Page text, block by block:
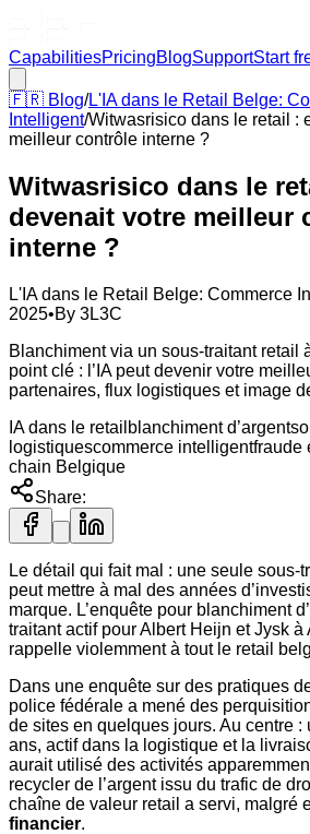
CapabilitiesPricingBlogSupportStart
🇫🇷 Blog/L'IA dans le Retail Belge:
Intelligent/Witwasrisico dans le retail :
meilleur contrôle interne ?
Witwasrisico dans le
devenait votre meilleur
interne ?
L'IA dans le Retail Belge: Commerce
2025•By 3L3C
Blanchiment via un sous-traitant retail
point clé : l’IA peut devenir votre
partenaires, flux logistiques et image
IA dans le retail blanchiment d’argent
logistiquescommerce intelligentfraude
chain Belgique
Share:
Le détail qui fait mal : une seule sous-
peut mettre à mal des années
marque. L’enquête pour blanchiment
traitant actif pour Albert Heijn et Jysk
rappelle violemment à tout le retail
Dans une enquête sur des pratiques
police fédérale a mené des
de sites en quelques jours. Au centre :
ans, actif dans la logistique et la
aurait utilisé des activités
recycler de l’argent issu du trafic de
chaîne de valeur retail a servi, malgré
financier.